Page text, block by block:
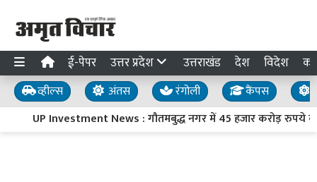
ई-पेपर उत्तर प्रदेश उत्तराखंड देश विदेश
व्हील्स अंतस रंगोली कैंपस
UP Investment News : गौतमबुद्ध नगर में 45 हजार करोड़ रुपये